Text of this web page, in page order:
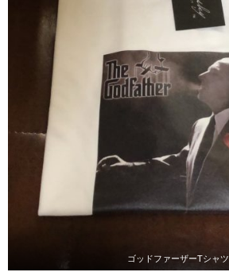
ゴッドファーザーTシャツ